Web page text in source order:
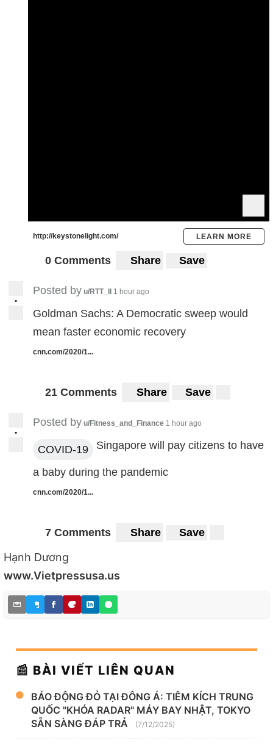
http://keystonelight.com/ LEARN MORE
0 Comments Share Save
•
Posted by u/RTT_II 1 hour ago
Goldman Sachs: A Democratic sweep would
mean faster economic recovery
cnn.com/2020/1...
21 Comments Share Save
•
Posted by u/Fitness_and_Finance 1 hour ago
COVID-19 Singapore will pay citizens to have
a baby during the pandemic
cnn.com/2020/1...
7 Comments Share Save
Hạnh Dương
www.Vietpressusa.us
📰 BÀI VIẾT LIÊN QUAN
BÁO ĐỘNG ĐỎ TẠI ĐÔNG Á: TIÊM KÍCH TRUNG
QUỐC "KHÓA RADAR" MÁY BAY NHẬT, TOKYO
SẴN SÀNG ĐÁP TRẢ
(7/12/2025)